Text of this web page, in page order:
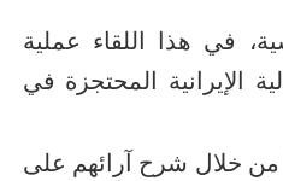
في هذا اللقاء عملية
الإيرانية المحتجزة في
من خلال شرح آرائهم على